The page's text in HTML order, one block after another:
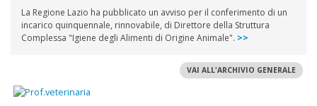
La Regione Lazio ha pubblicato un avviso per il conferimento di un
incarico quinquennale, rinnovabile, di Direttore della Struttura
Complessa "Igiene degli Alimenti di Origine Animale". >>
VAI ALL'ARCHIVIO GENERALE